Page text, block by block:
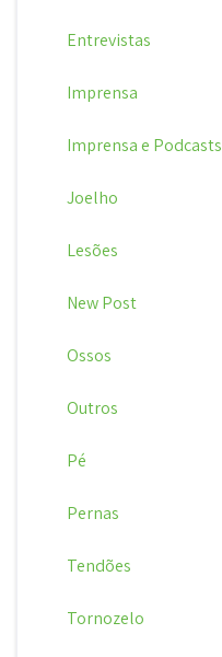
Entrevistas
Imprensa
Imprensa e Podcasts
Joelho
Lesões
New Post
Ossos
Outros
Pé
Pernas
Tendões
Tornozelo